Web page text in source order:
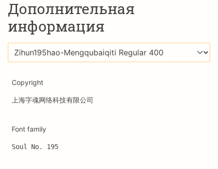
Дополнительная
информация
Copyright
上海字魂网络科技有限公司
Font family
Soul No. 195